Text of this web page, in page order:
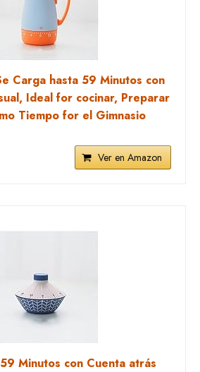
Carga hasta 59 Minutos con
Ideal for cocinar, Preparar
Tiempo for el Gimnasio
Ver en Amazon
Minutos con Cuenta atrás